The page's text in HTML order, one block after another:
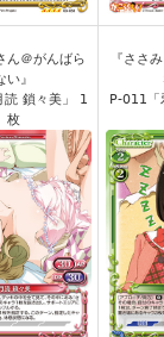
ん＠がんばら
い』
読 鎖々美」 1
枚
『ささ
P-011「